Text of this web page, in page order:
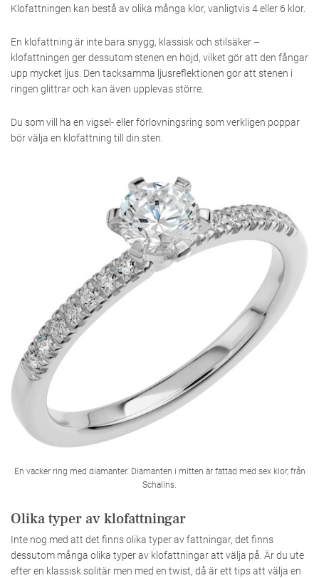
Klofattningen kan bestå av olika många klor, vanligtvis 4 eller 6 klor.
En klofattning är inte bara snygg, klassisk och stilsäker –
klofattningen ger dessutom stenen en höjd, vilket gör att den fångar
upp mycket ljus. Den tacksamma ljusreflektionen gör att stenen i
ringen glittrar och kan även upplevas större.
Du som vill ha en vigsel- eller förlovningsring som verkligen poppar
bör välja en klofattning till din sten.
En vacker ring med diamanter. Diamanten i mitten är fattad med sex klor, från
Schalins.
Olika typer av klofattningar
Inte nog med att det finns olika typer av fattningar, det finns
dessutom många olika typer av klofattningar att välja på. Är du ute
efter en klassisk solitär men med en twist, då är ett tips att välja en